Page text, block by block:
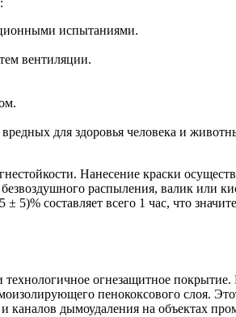
испытаниями.
вентиляции.
для здоровья человека и
Нанесение краски
распыления, валик или
составляет всего 1 час, что
огнезащитное покрытие.
пенококсового слоя.
каналов дымоудаления на объектах